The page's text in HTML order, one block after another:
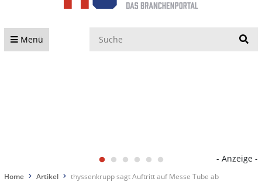
Menü
- Anzeige -
Home Artikel thyssenkrupp sagt Auftritt auf Messe Tube ab